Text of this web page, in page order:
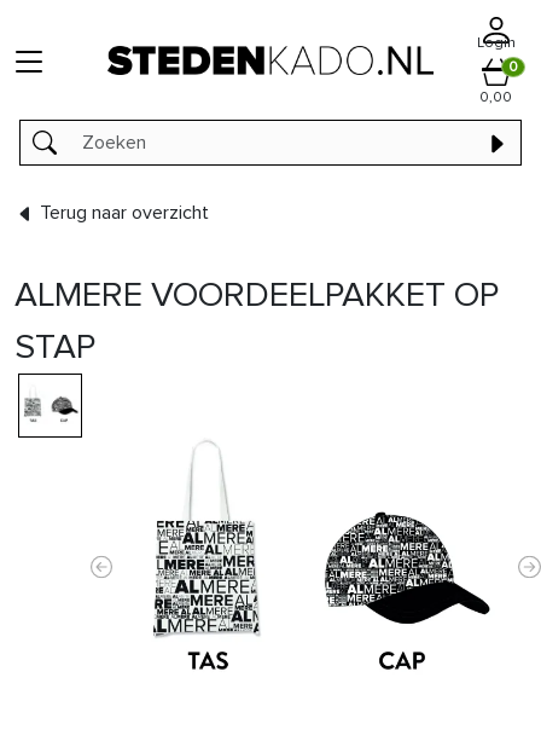
Login
0
0,00
Terug naar overzicht
ALMERE VOORDEELPAKKET OP
STAP
Previous